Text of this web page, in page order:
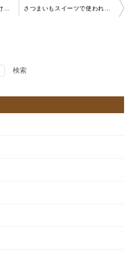
【筆者体験済】無理なく続けられる！プチ置き換えダイエットのおすすめ食材と成功の秘訣 さつまいもスイーツで使われているさつまいもの品種は何が多い？
検索